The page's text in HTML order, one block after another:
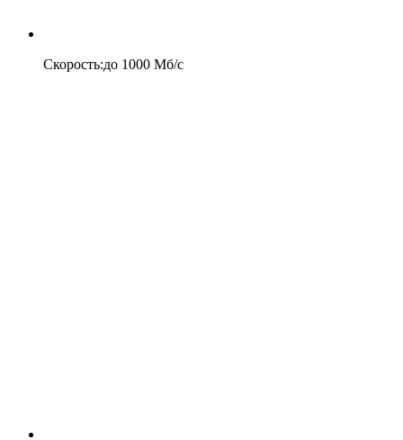
Скорость:до 1000 Мб/c